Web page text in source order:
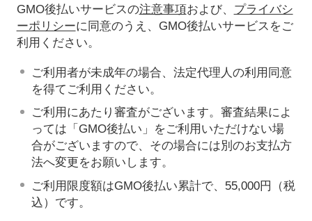
GMO後払いサービスの注意事項および、 プライバシ
ーポリシーに同意のうえ、GMO後払いサービスをご
利用ください。
ご利用者が未成年の場合、法定代理人の利用同意
を得てご利用ください。
ご利用にあたり審査がございます。審査結果によ
っては「GMO後払い」をご利用いただけない場
合がございますので、その場合には別のお支払方
法へ変更をお願いします。
ご利用限度額はGMO後払い累計で、55,000円（税
込）です。